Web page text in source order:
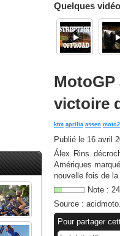
Quelques
victoire
ktm aprilia assen moto2
Publié le 16 avril
Álex Rins
Amériques
nouvelle fois de
Note : 24
Source :
Pour partager